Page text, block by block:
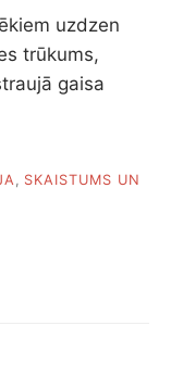
uzdzen
trūkums,
gaisa
, SKAISTUMS UN